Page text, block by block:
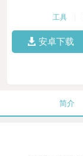
工具
安卓下载
简介